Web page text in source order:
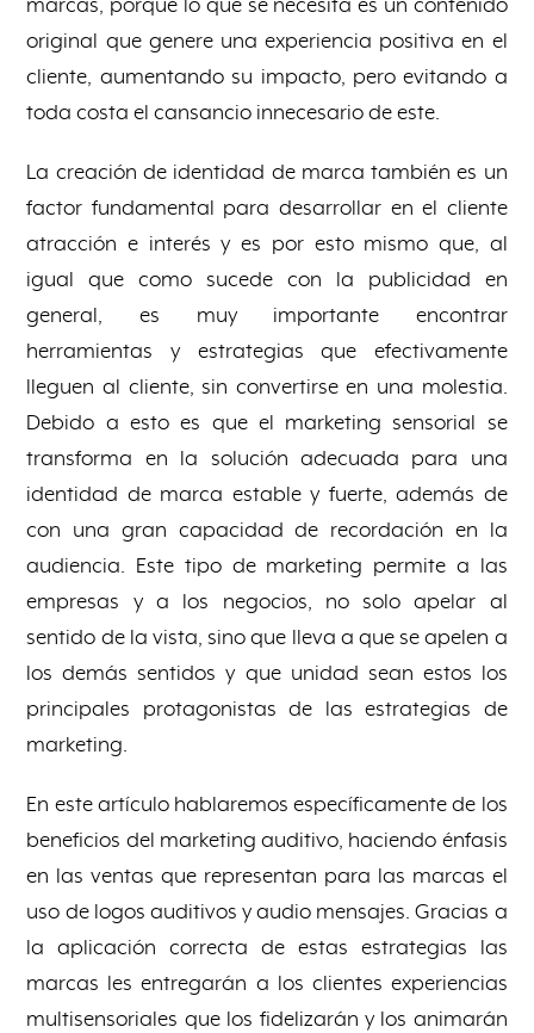
marcas, porque lo que se necesita es un contenido
original que genere una experiencia positiva en el
cliente, aumentando su impacto, pero evitando a
toda costa el cansancio innecesario de este.
La creación de identidad de marca también es un
factor fundamental para desarrollar en el cliente
atracción e interés y es por esto mismo que, al
igual que como sucede con la publicidad en
general, es muy importante encontrar
herramientas y estrategias que efectivamente
lleguen al cliente, sin convertirse en una molestia.
Debido a esto es que el marketing sensorial se
transforma en la solución adecuada para una
identidad de marca estable y fuerte, además de
con una gran capacidad de recordación en la
audiencia. Este tipo de marketing permite a las
empresas y a los negocios, no solo apelar al
sentido de la vista, sino que lleva a que se apelen a
los demás sentidos y que unidad sean estos los
principales protagonistas de las estrategias de
marketing.
En este artículo hablaremos específicamente de los
beneficios del marketing auditivo, haciendo énfasis
en las ventas que representan para las marcas el
uso de logos auditivos y audio mensajes. Gracias a
la aplicación correcta de estas estrategias las
marcas les entregarán a los clientes experiencias
multisensoriales que los fidelizarán y los animarán